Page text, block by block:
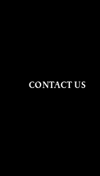
CONTACT US